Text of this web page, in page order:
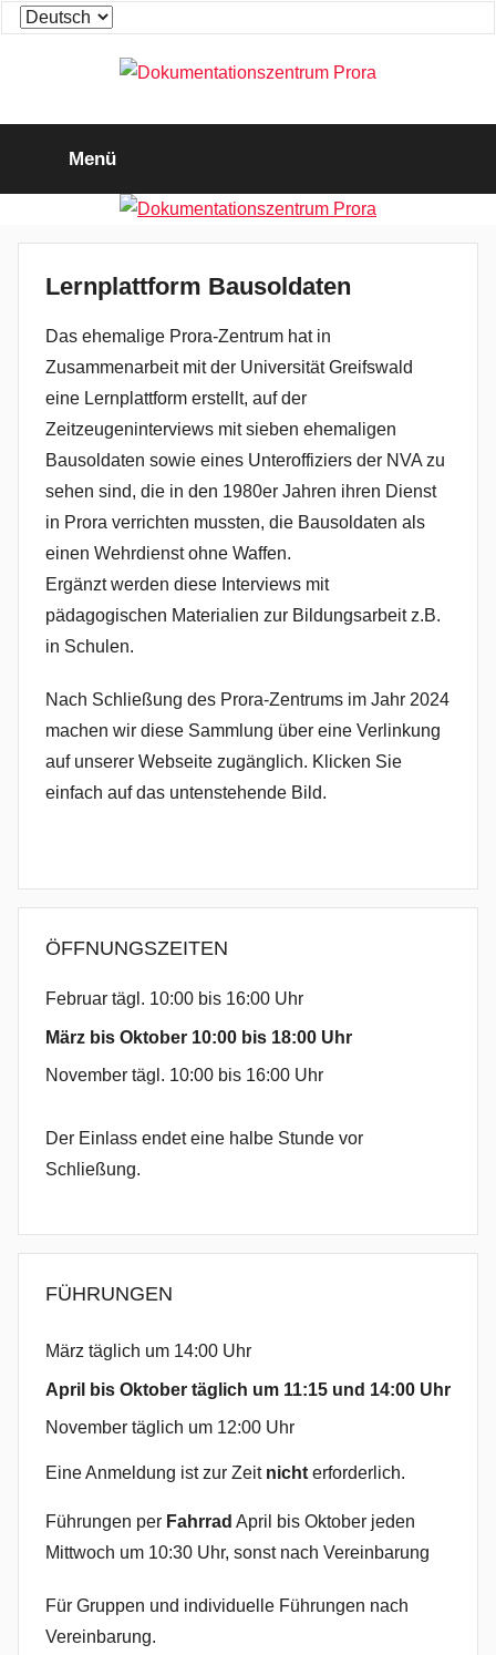
ZumSprache
Dokumentationszentrum
Prora
"KdF-
Rügen"
Menü
Lernplattform Bausoldaten
Das ehemalige Prora-Zentrum hat in
Zusammenarbeit mit der Universität Greifswald
eine Lernplattform erstellt, auf der
Zeitzeugeninterviews mit sieben ehemaligen
Bausoldaten sowie eines Unteroffiziers der NVA zu
sehen sind, die in den 1980er Jahren ihren Dienst
in Prora verrichten mussten, die Bausoldaten als
einen Wehrdienst ohne Waffen.
Ergänzt werden diese Interviews mit
pädagogischen Materialien zur Bildungsarbeit z.B.
in Schulen.
Nach Schließung des Prora-Zentrums im Jahr 2024
machen wir diese Sammlung über eine Verlinkung
auf unserer Webseite zugänglich. Klicken Sie
einfach auf das untenstehende Bild.
ÖFFNUNGSZEITEN
Februar tägl. 10:00 bis 16:00 Uhr
März bis Oktober 10:00 bis 18:00 Uhr
November tägl. 10:00 bis 16:00 Uhr
Der Einlass endet eine halbe Stunde vor
Schließung.
FÜHRUNGEN
März täglich um 14:00 Uhr
April bis Oktober täglich um 11:15 und 14:00 Uhr
November täglich um 12:00 Uhr
Eine Anmeldung ist zur Zeit nicht erforderlich.
Führungen per Fahrrad April bis Oktober jeden
Mittwoch um 10:30 Uhr, sonst nach Vereinbarung
Für Gruppen und individuelle Führungen nach
Vereinbarung.